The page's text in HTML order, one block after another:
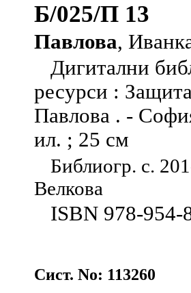
Б/025/П 13
Павлова,
Дигитални
ресурси :
Павлова . -
ил. ; 25 см
Библиогр. с.
Велкова
ISBN 978-954-
Сист. No: 113260